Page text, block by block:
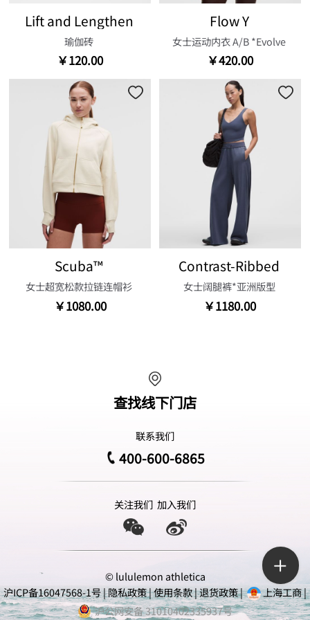
Lift and Lengthen
瑜伽砖
￥120.00
Flow Y
女士运动内衣 A/B *Evolve
￥420.00
Scuba™
女士超宽松款拉链连帽衫
￥1080.00
Contrast-Ribbed
女士阔腿裤*亚洲版型
￥1180.00
查找线下门店
联系我们
400-600-6865
关注我们 加入我们
© lululemon athletica
沪ICP备16047568-1号|隐私政策|使用条款|退货政策| 上海工商|
沪公网安备 31010402335937号